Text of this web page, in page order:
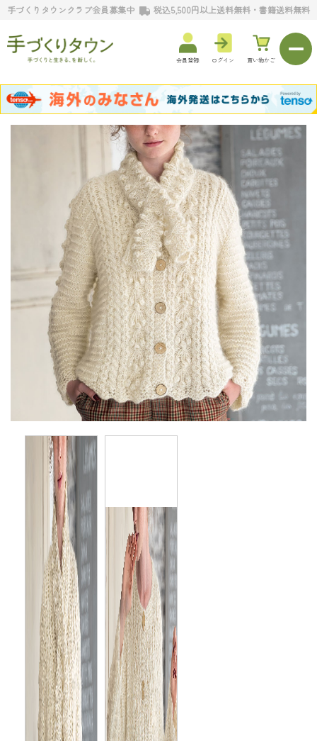
手づくりタウンクラブ会員募集中 税込5,500円以上送料無料・書籍送料無料
会員登録 ログイン 買い物かご